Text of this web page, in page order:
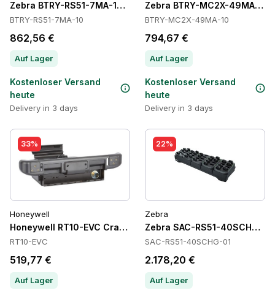
Zebra BTRY-RS51-7MA-10 Batteries
BTRY-RS51-7MA-10
862,56 €
Auf Lager
Kostenloser Versand
heute
Delivery in 3 days
Zebra BTRY-MC2X-49MA-10
BTRY-MC2X-49MA-10
794,67 €
Auf Lager
Kostenloser Versand
heute
Delivery in 3 days
33%
Honeywell
Honeywell RT10-EVC Cradles
RT10-EVC
519,77 €
Auf Lager
22%
Zebra
Zebra SAC-RS51-40SCHG-
SAC-RS51-40SCHG-01
2.178,20 €
Auf Lager